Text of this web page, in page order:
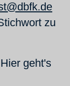
zu
geht's